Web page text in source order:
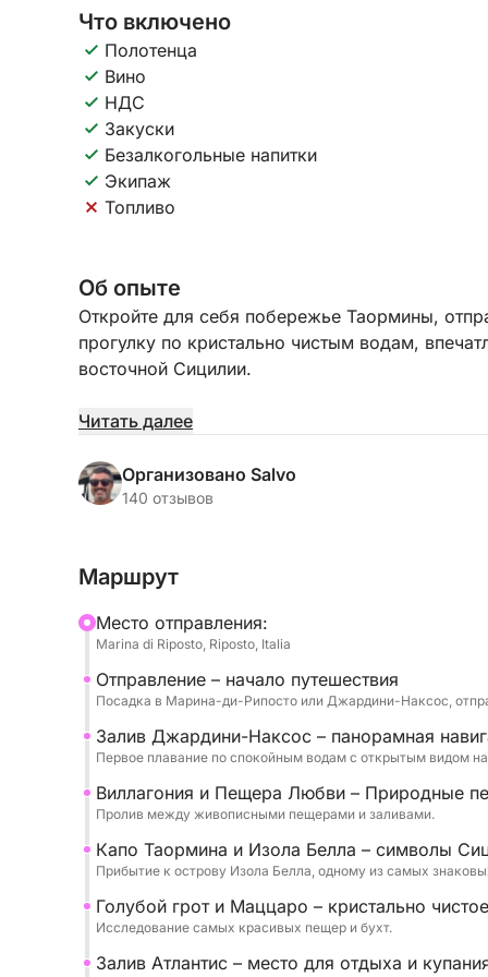
Что включено
Полотенца
Вино
НДС
Закуски
Безалкогольные напитки
Экипаж
Топливо
Об опыте
Откройте для себя побережье Таормины,
прогулку по кристально чистым водам,
восточной Сицилии.
Отправляясь из Марина-ди-Рипосто или
бирюзовые воды создают неповторимый фон.
такими знаковыми местами, как Изола-
Тур разработан таким образом, чтобы
временем, чтобы позагорать, поплавать или
Продолжая путь вдоль побережья, вы также
места, что сделает ваше путешествие еще
На борту вас ждут комфорт, напитки и
сделает ваше морское путешествие приятным
Идеальный вариант для тех, кто хочет
формате, в окружении природы, моря и
Топливо (€2500) и экипаж (€550) не включены
Читать далее
Организовано Salvo
140 отзывов
Маршрут
Mесто отправления:
Marina di Riposto, Riposto, Italia
Отправление – начало путешествия
Посадка в Марина-ди-Рипосто или Джардини-Наксос,
Залив Джардини-Наксос – панорамная
Первое плавание по спокойным водам с открытым видом
Виллагония и Пещера Любви – Природные
Пролив между живописными пещерами и заливами.
Капо Таормина и Изола Белла – символы
Прибытие к острову Изола Белла, одному из самых
Голубой грот и Маццаро – кристально
Исследование самых красивых пещер и бухт.
Залив Атлантис – место для отдыха и